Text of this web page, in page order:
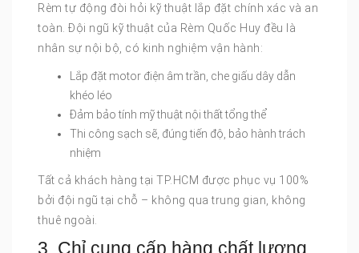
Rèm tự động đòi hỏi kỹ thuật lắp đặt chính xác và an
toàn. Đội ngũ kỹ thuật của Rèm Quốc Huy đều là
nhân sự nội bộ, có kinh nghiệm vận hành:
Lắp đặt motor điện âm trần, che giấu dây dẫn
khéo léo
Đảm bảo tính mỹ thuật nội thất tổng thể
Thi công sạch sẽ, đúng tiến độ, bảo hành trách
nhiệm
Tất cả khách hàng tại TP.HCM được phục vụ 100%
bởi đội ngũ tại chỗ – không qua trung gian, không
thuê ngoài.
3. Chỉ cung cấp hàng chất lượng